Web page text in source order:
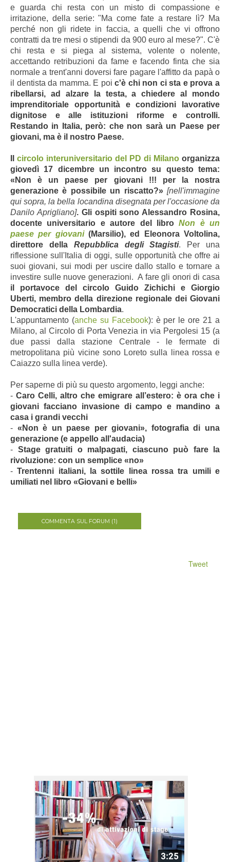
e guarda chi resta con un misto di compassione e
irritazione, della serie: "Ma come fate a restare lì? Ma
perché non gli ridete in faccia, a quelli che vi offrono
contratti da tre mesi o stipendi da 900 euro al mese?". C'è
chi resta e si piega al sistema, volente o nolente,
accettando retribuzioni da fame e facendo finta che sia
normale a trent'anni doversi fare pagare l'affitto da papà o
il dentista da mamma. E poic'è chi non ci sta e prova a
ribellarsi, ad alzare la testa, a chiedere al mondo
imprenditoriale opportunità e condizioni lavorative
dignitose e alle istituzioni riforme e controlli.
Restando in Italia, però: che non sarà un Paese per
giovani, ma è il nostro Paese.
circolo interuniversitario del PD di Milano organizza
giovedì 17 dicembre un incontro su questo tema:
«Non è un paese per giovani !!! per la nostra
generazione è possibile un riscatto?» [nell'immagine
qui sopra, la bella locandina disegnata per l'occasione da
Danilo Aprigliano]. Gli ospiti sono Alessandro Rosina,
docente universitario e autore del libroNon è un
paese per giovani (Marsilio), ed Eleonora Voltolina,
direttore della Repubblica degli Stagisti. Per una
riflessione sull'Italia di oggi, sulle opportunità che offre ai
suoi giovani, sui modi per uscire dallo stallo e tornare a
investire sulle nuove generazioni. A fare gli onori di casa
il portavoce del circolo Guido Zichichi e Giorgio
Uberti, membro della direzione regionale dei Giovani
Democratici della Lombardia.
L'appuntamento (anchesu Facebook): è per le ore 21 a
Milano, al Circolo di Porta Venezia in via Pergolesi 15 (a
due passi dalla stazione Centrale - le fermate di
metropolitana più vicine sono Loreto sulla linea rossa e
Caiazzo sulla linea verde).
Per saperne di più su questo argomento, leggi anche:
- Caro Celli, altro che emigrare all’estero: è ora che i
giovani facciano invasione di campo e mandino a
casa i grandi vecchi
- «Non è un paese per giovani», fotografia di una
generazione (e appello all'audacia)
- Stage gratuiti o malpagati, ciascuno può fare la
rivoluzione: con un semplice «no»
-Trentenni italiani, la sottile linea rossa tra umili e
umiliati nel libro «Giovani e belli»
COMMENTA SUL FORUM (1)
Tweet